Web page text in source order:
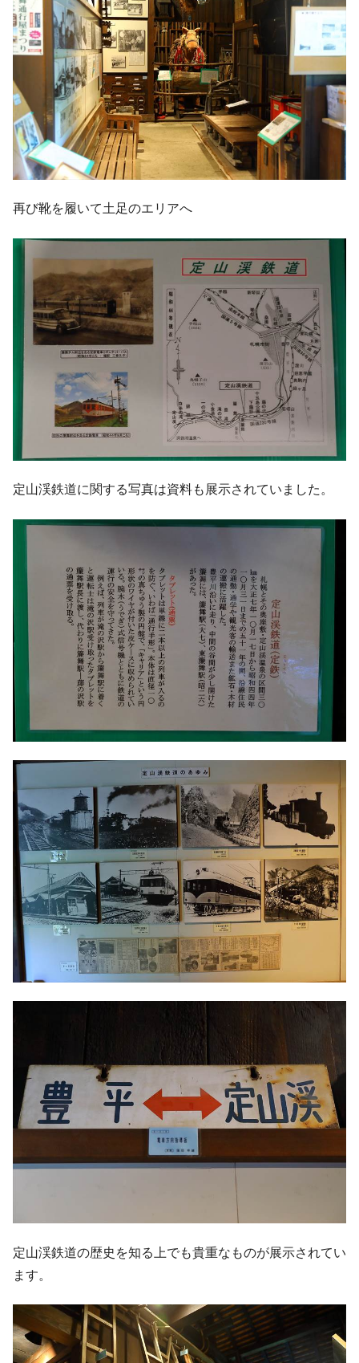
再び靴を履いて土足のエリアへ
定山渓鉄道に関する写真は資料も展示されていました。
定山渓鉄道の歴史を知る上でも貴重なものが展示されてい
ます。